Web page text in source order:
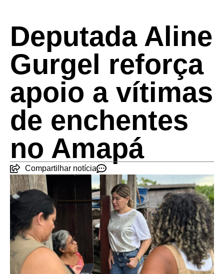
Deputada Aline
Gurgel reforça
apoio a vítimas
de enchentes
no Amapá
Compartilhar notícia